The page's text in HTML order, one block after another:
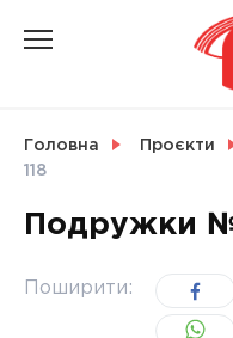
УКРАЇНА
Головна Проєкти
118
Подружки №
Поширити: